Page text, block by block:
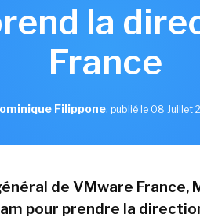
la
France
Filippone, publié le 08 Juillet
de VMware France,
pour prendre la